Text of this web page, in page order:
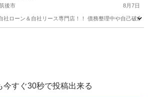
後市 8月7日
社ローン＆自社リース専門店！！ 債務整理中や自己破
今すぐ30秒で投稿出来る